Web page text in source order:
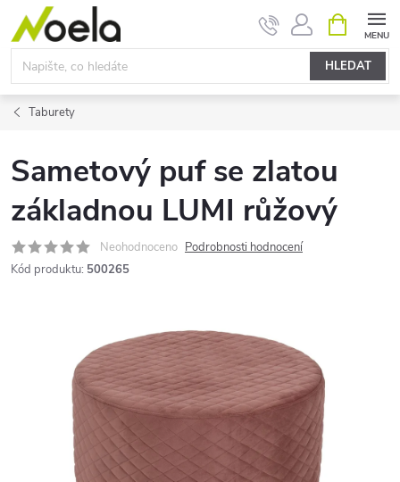
Přejít
obsah
HLEDAT
NÁKUPNÍ
KOŠÍK
Taburety
Sametový puf se zlatou
základnou LUMI růžový
Neohodnoceno Podrobnosti hodnocení
Kód produktu: 500265